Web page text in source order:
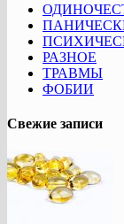
РАЗНОЕ
ТРАВМЫ
ФОБИИ
Свежие записи